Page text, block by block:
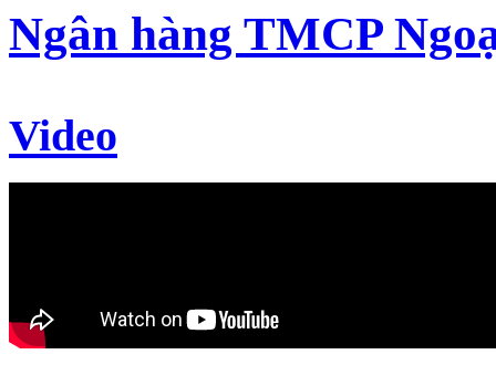
Ngân hàng TMCP
Video